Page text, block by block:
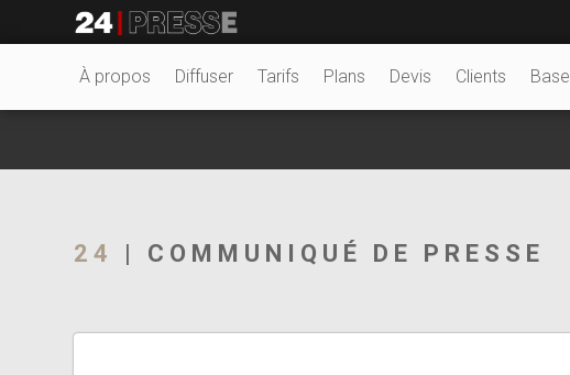
24Presse -
À propos Diffuser Tarifs Plans Devis Clients Base
24 | COMMUNIQUÉ DE PRESSE